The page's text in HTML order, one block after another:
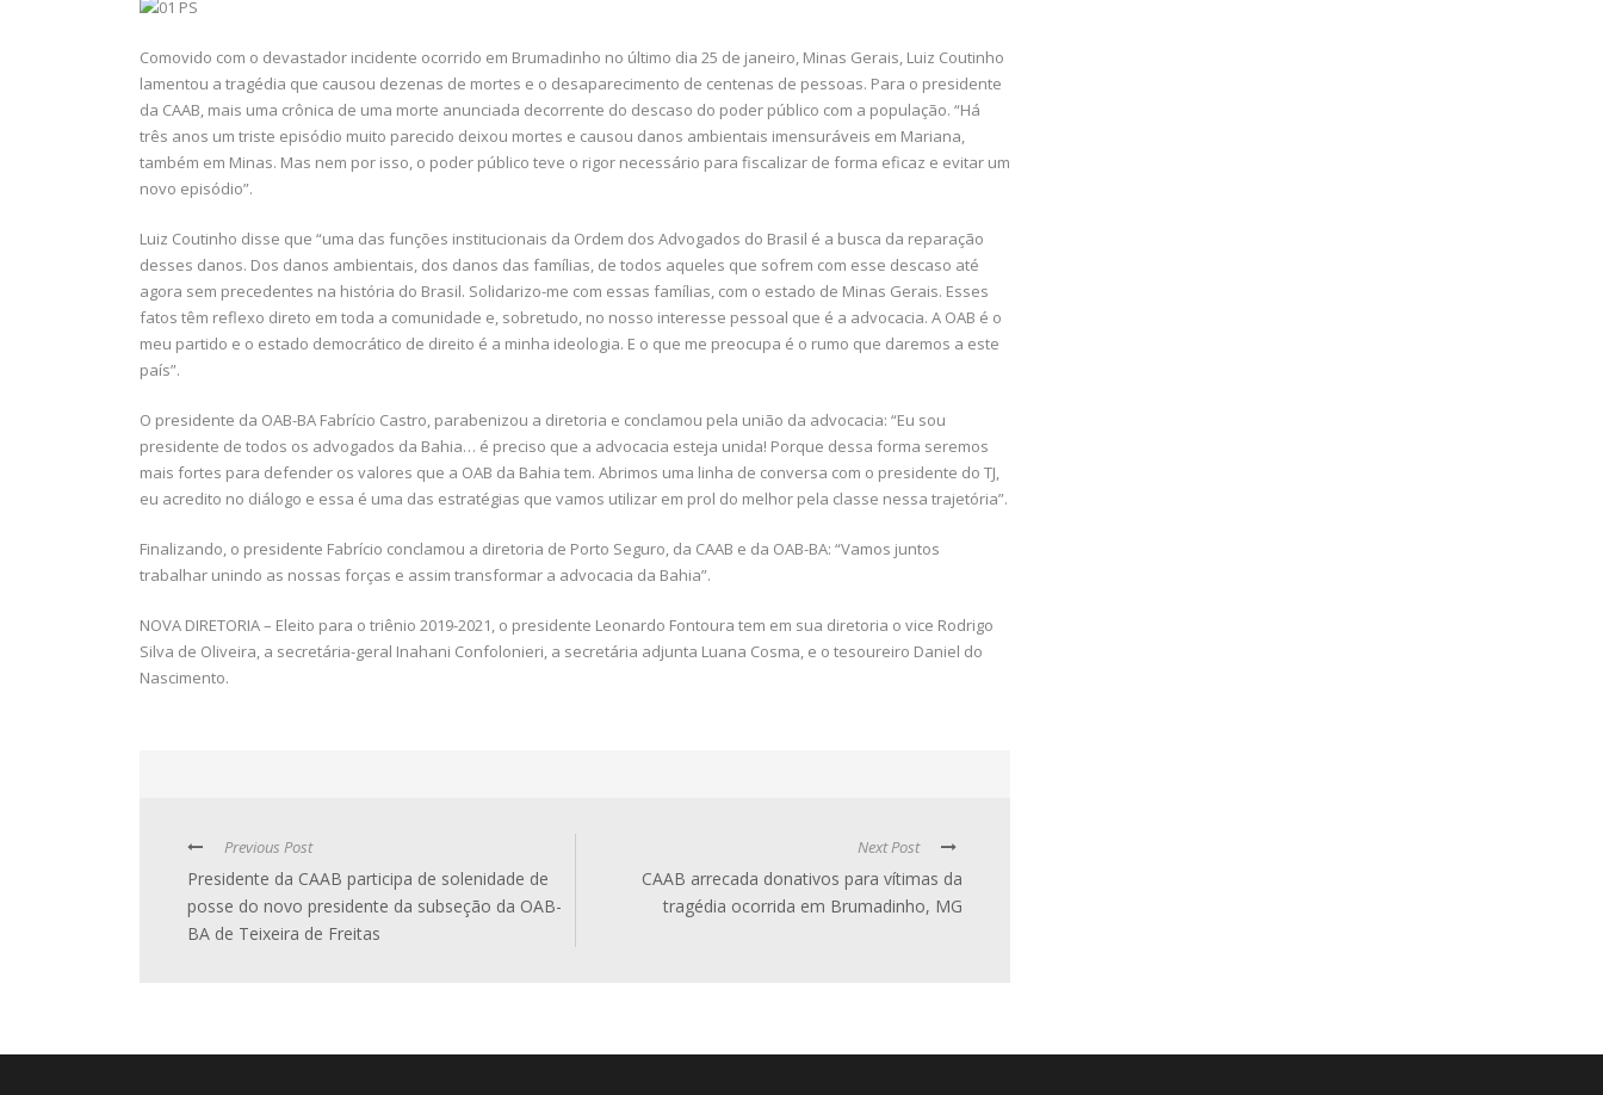
Comovido com o devastador incidente ocorrido em Brumadinho no último dia 25 de janeiro, Minas Gerais, Luiz Coutinho
lamentou a tragédia que causou dezenas de mortes e o desaparecimento de centenas de pessoas. Para o presidente
da CAAB, mais uma crônica de uma morte anunciada decorrente do descaso do poder público com a população. “Há
três anos um triste episódio muito parecido deixou mortes e causou danos ambientais imensuráveis em Mariana,
também em Minas. Mas nem por isso, o poder público teve o rigor necessário para fiscalizar de forma eficaz e evitar um
novo episódio”.
Luiz Coutinho disse que “uma das funções institucionais da Ordem dos Advogados do Brasil é a busca da reparação
desses danos. Dos danos ambientais, dos danos das famílias, de todos aqueles que sofrem com esse descaso até
agora sem precedentes na história do Brasil. Solidarizo-me com essas famílias, com o estado de Minas Gerais. Esses
fatos têm reflexo direto em toda a comunidade e, sobretudo, no nosso interesse pessoal que é a advocacia. A OAB é o
meu partido e o estado democrático de direito é a minha ideologia. E o que me preocupa é o rumo que daremos a este
país”.
O presidente da OAB-BA Fabrício Castro, parabenizou a diretoria e conclamou pela união da advocacia: “Eu sou
presidente de todos os advogados da Bahia… é preciso que a advocacia esteja unida! Porque dessa forma seremos
mais fortes para defender os valores que a OAB da Bahia tem. Abrimos uma linha de conversa com o presidente do TJ,
eu acredito no diálogo e essa é uma das estratégias que vamos utilizar em prol do melhor pela classe nessa trajetória”.
Finalizando, o presidente Fabrício conclamou a diretoria de Porto Seguro, da CAAB e da OAB-BA: “Vamos juntos
trabalhar unindo as nossas forças e assim transformar a advocacia da Bahia”.
NOVA DIRETORIA – Eleito para o triênio 2019-2021, o presidente Leonardo Fontoura tem em sua diretoria o vice Rodrigo
Silva de Oliveira, a secretária-geral Inahani Confolonieri, a secretária adjunta Luana Cosma, e o tesoureiro Daniel do
Nascimento.
Previous Post
Presidente da CAAB participa de solenidade de
posse do novo presidente da subseção da OAB-
BA de Teixeira de Freitas
Next Post
CAAB arrecada donativos para vítimas da
tragédia ocorrida em Brumadinho, MG